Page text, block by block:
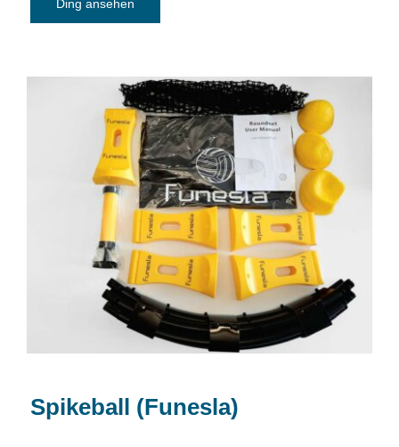
Ding ansehen
Spikeball (Funesla)
Spikeball (Funesla)